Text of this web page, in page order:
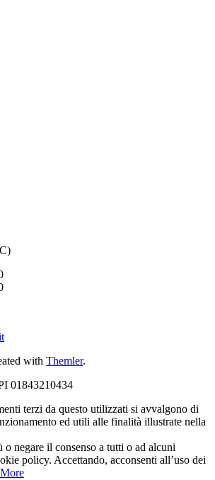
with Themler.
01843210434
terzi da questo utilizzati si avvalgono di
ed utili alle finalità illustrate nella
o negare il consenso a tutti o ad alcuni
policy. Accettando, acconsenti all’uso dei